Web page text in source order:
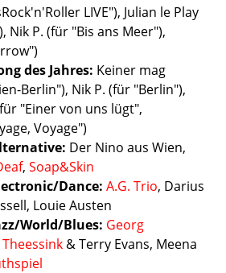
LIVE"), Julian le Play
Nik P. (für "Bis ans Meer"),
des Jahres: Keiner mag
Berlin"), Nik P. (für "Berlin"),
"Einer von uns lügt",
Voyage")
Der Nino aus Wien,
, Soap&Skin
Dance: A.G. Trio, Darius
Louie Austen
World/Blues: Georg
& Terry Evans, Meena